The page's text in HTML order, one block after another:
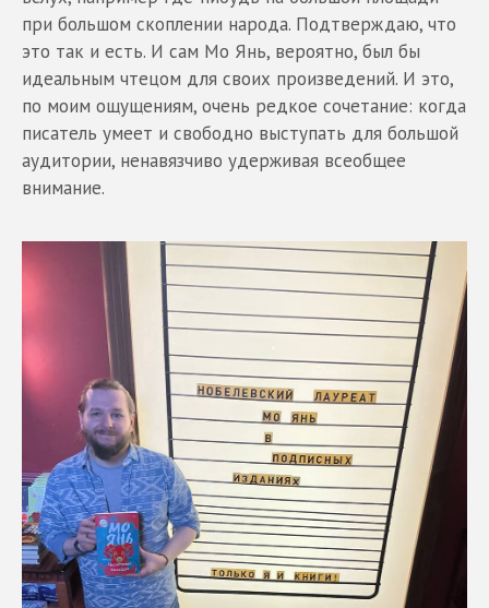
при большом скоплении народа. Подтверждаю, что
это так и есть. И сам Мо Янь, вероятно, был бы
идеальным чтецом для своих произведений. И это,
по моим ощущениям, очень редкое сочетание: когда
писатель умеет и свободно выступать для большой
аудитории, ненавязчиво удерживая всеобщее
внимание.